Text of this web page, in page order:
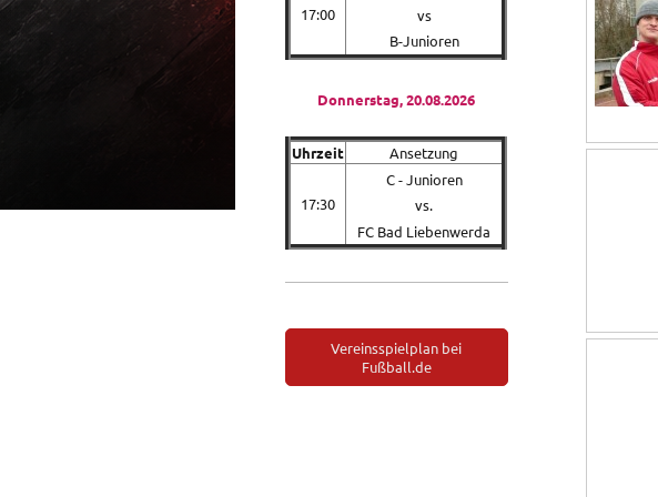
17:00
vs
B-Junioren
Donnerstag, 20.08.2026
Uhrzeit Ansetzung
17:30
C - Junioren
vs.
FC Bad Liebenwerda
Vereinsspielplan bei
Fußball.de